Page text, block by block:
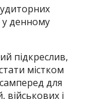
у денному
підкреслив,
містком
для
і